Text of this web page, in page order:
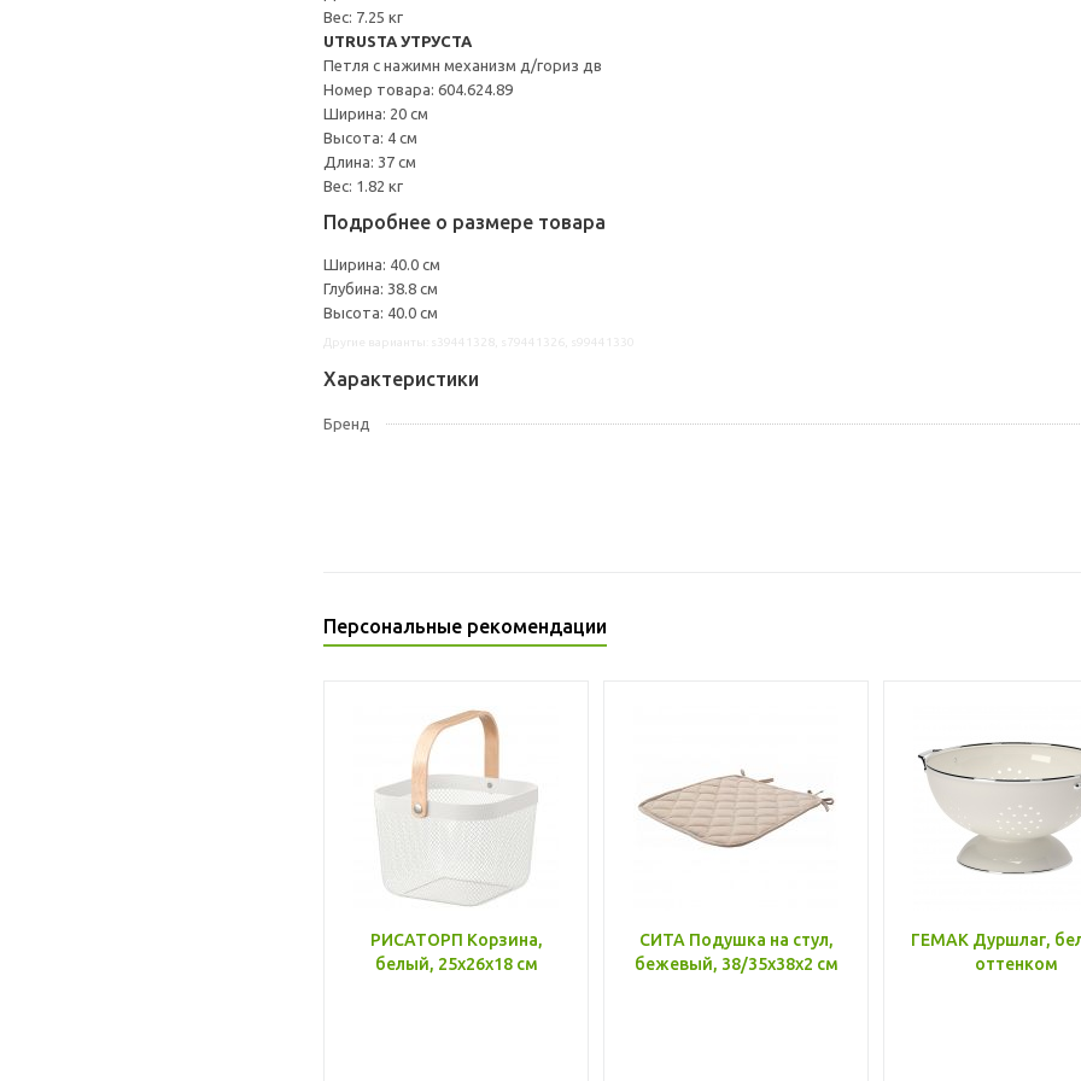
Вес: 7.25 кг
UTRUSTA УТРУСТА
Петля с нажимн механизм д/гориз дв
Номер товара: 604.624.89
Ширина: 20 см
Высота: 4 см
Длина: 37 см
Вес: 1.82 кг
Подробнее о размере товара
Ширина: 40.0 см
Глубина: 38.8 см
Высота: 40.0 см
Характеристики
Бренд
Персональные рекомендации
РИСАТОРП Корзина,
белый, 25x26x18 см
СИТА Подушка на стул,
бежевый, 38/35x38x2 см
ГЕМАК Дуршлаг,
оттенком